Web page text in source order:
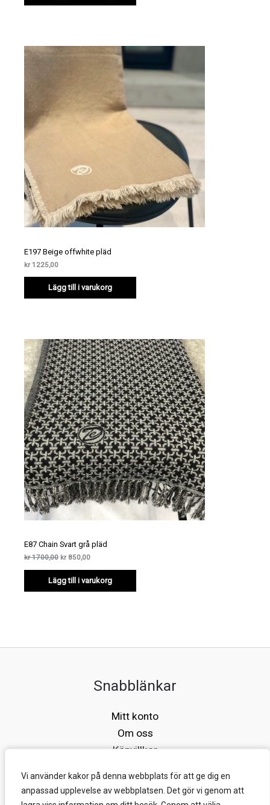
Vi använder kakor på denna webbplats för att ge dig en
anpassad upplevelse av webbplatsen. Det gör vi genom att
Vi använder kakor på denna webbplats för att ge dig en
anpassad upplevelse av webbplatsen. Det gör vi genom att
E197 Beige offwhite pläd
kr1225,00
Lägg till i varukorg
E87 Chain Svart grå pläd
kr1700,00 Det
priset
var:
kr 1700,00.
kr850,00Det
priset
är:
kr 850,00.
Lägg till i varukorg
Snabblänkar
Mitt konto
Om oss
Köpvillkor